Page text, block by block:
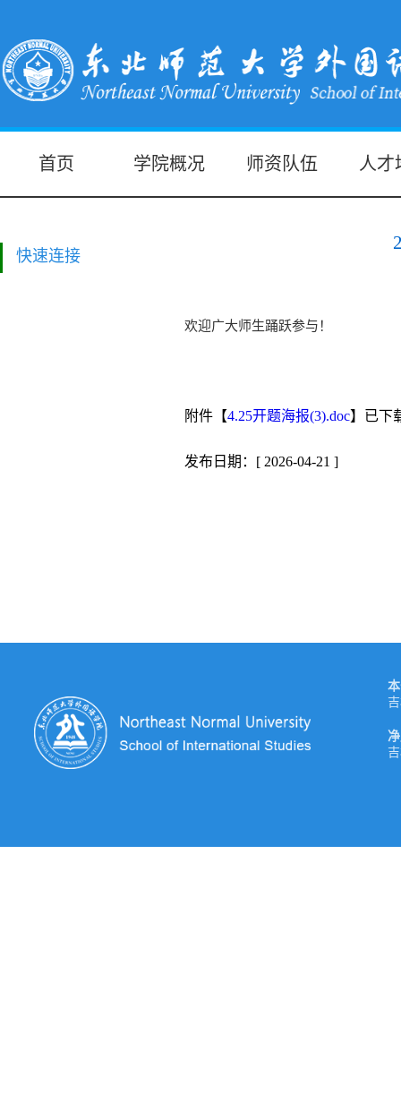
首页 学院概况 师资队伍 人才
快速连接
欢迎广大师生踊跃参与！
附件【4.25开题海报(3).doc】已下
发布日期：[ 2026-04-21 ]